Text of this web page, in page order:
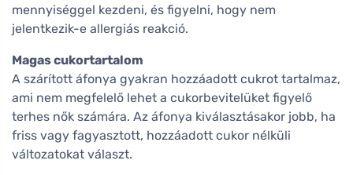
mennyiséggel kezdeni, és figyelni, hogy nem
jelentkezik-e allergiás reakció.
Magas cukortartalom
A szárított áfonya gyakran hozzáadott cukrot tartalmaz,
ami nem megfelelő lehet a cukorbevitelüket figyelő
terhes nők számára. Az áfonya kiválasztásakor jobb, ha
friss vagy fagyasztott, hozzáadott cukor nélküli
változatokat választ.